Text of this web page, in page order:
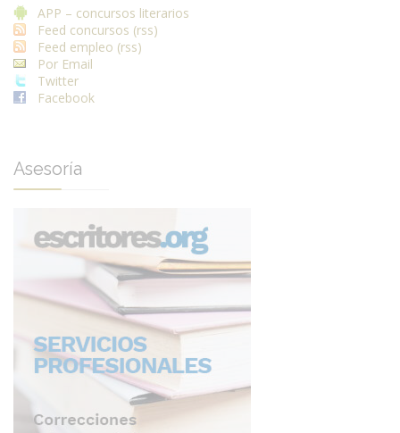
APP – concursos literarios
Feed concursos (rss)
Feed empleo (rss)
Por Email
Twitter
Facebook
Asesoría